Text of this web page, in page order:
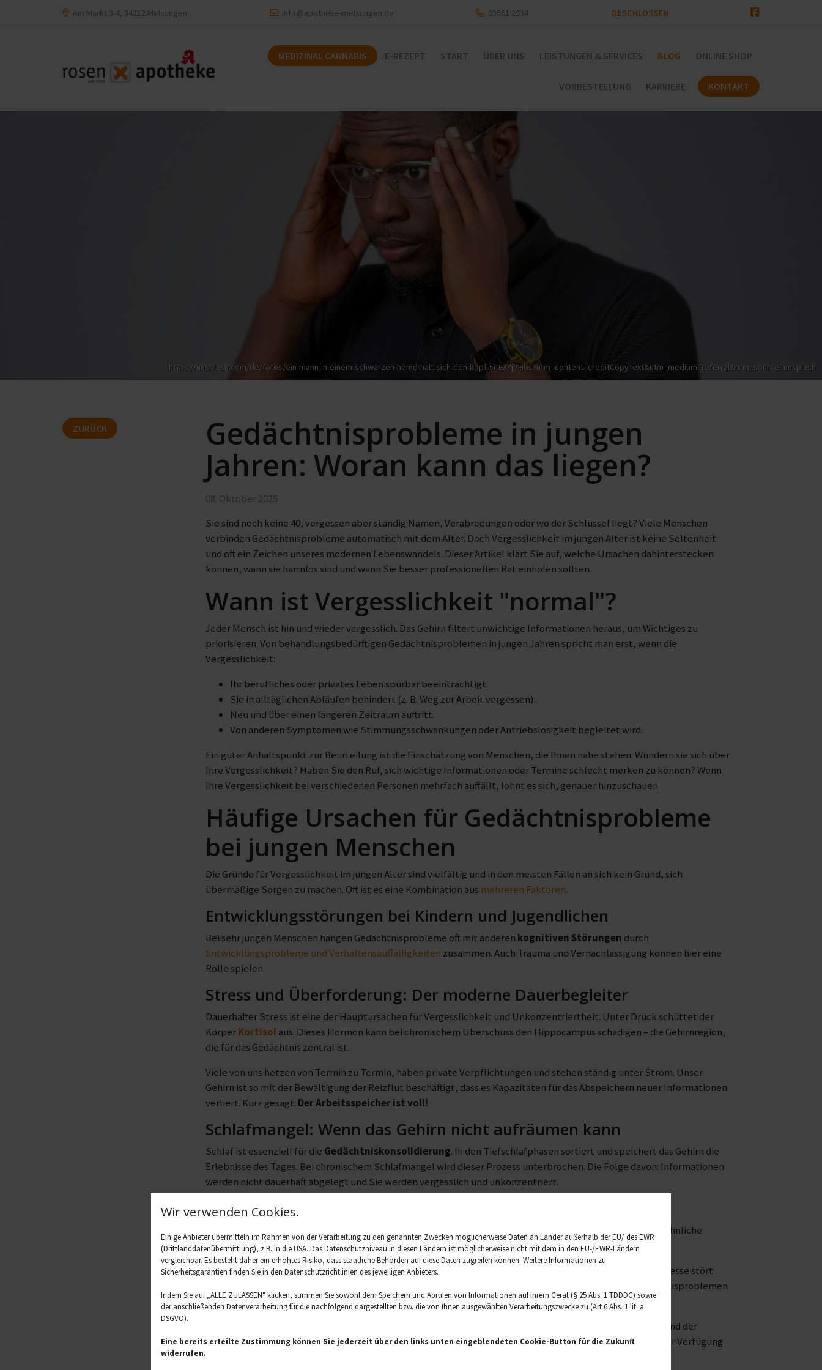
Am Markt 3-4, 34212 Melsungen info@apotheke-melsungen.de 05661 2934 GESCHLOSSEN
MEDIZINAL CANNABIS E-REZEPT START ÜBER UNS LEISTUNGEN & SERVICES BLOG ONLINE SHOP
VORBESTELLUNG KARRIERE KONTAKT
https://unsplash.com/de/fotos/ein-mann-in-einem-schwarzen-hemd-halt-sich-den-kopf-5itE3YjbHbs?utm_content=creditCopyText&utm_medium=referral&utm_source=unsplash
ZURÜCK
Gedächtnisprobleme in jungen
Jahren: Woran kann das liegen?
08. Oktober 2025
Sie sind noch keine 40, vergessen aber ständig Namen, Verabredungen oder wo der Schlüssel liegt? Viele Menschen
verbinden Gedächtnisprobleme automatisch mit dem Alter. Doch Vergesslichkeit im jungen Alter ist keine Seltenheit
und oft ein Zeichen unseres modernen Lebenswandels. Dieser Artikel klärt Sie auf, welche Ursachen dahinterstecken
können, wann sie harmlos sind und wann Sie besser professionellen Rat einholen sollten.
Wann ist Vergesslichkeit "normal"?
Jeder Mensch ist hin und wieder vergesslich. Das Gehirn filtert unwichtige Informationen heraus, um Wichtiges zu
priorisieren. Von behandlungsbedürftigen Gedächtnisproblemen in jungen Jahren spricht man erst, wenn die
Vergesslichkeit:
Ihr berufliches oder privates Leben spürbar beeinträchtigt.
Sie in alltäglichen Abläufen behindert (z. B. Weg zur Arbeit vergessen).
Neu und über einen längeren Zeitraum auftritt.
Von anderen Symptomen wie Stimmungsschwankungen oder Antriebslosigkeit begleitet wird.
Ein guter Anhaltspunkt zur Beurteilung ist die Einschätzung von Menschen, die Ihnen nahe stehen. Wundern sie sich über
Ihre Vergesslichkeit? Haben Sie den Ruf, sich wichtige Informationen oder Termine schlecht merken zu können? Wenn
Ihre Vergesslichkeit bei verschiedenen Personen mehrfach auffällt, lohnt es sich, genauer hinzuschauen.
Häufige Ursachen für Gedächtnisprobleme
bei jungen Menschen
Die Gründe für Vergesslichkeit im jungen Alter sind vielfältig und in den meisten Fällen an sich kein Grund, sich
übermäßige Sorgen zu machen. Oft ist es eine Kombination aus mehreren Faktoren.
Entwicklungsstörungen bei Kindern und Jugendlichen
Bei sehr jungen Menschen hängen Gedächtnisprobleme oft mit anderen kognitiven Störungen durch
Entwicklungsprobleme und Verhaltensauffälligkeiten zusammen. Auch Trauma und Vernachlässigung können hier eine
Rolle spielen.
Stress und Überforderung: Der moderne Dauerbegleiter
Dauerhafter Stress ist eine der Hauptursachen für Vergesslichkeit und Unkonzentriertheit. Unter Druck schüttet der
KörperKortisolaus. Dieses Hormon kann bei chronischem Überschuss den Hippocampus schädigen – die Gehirnregion,
die für das Gedächtnis zentral ist.
Viele von uns hetzen von Termin zu Termin, haben private Verpflichtungen und stehen ständig unter Strom. Unser
Gehirn ist so mit der Bewältigung der Reizflut beschäftigt, dass es Kapazitäten für das Abspeichern neuer Informationen
verliert. Kurz gesagt: Der Arbeitsspeicher ist voll!
Schlafmangel: Wenn das Gehirn nicht aufräumen kann
Schlaf ist essenziell für die Gedächtniskonsolidierung. In den Tiefschlafphasen sortiert und speichert das Gehirn die
Erlebnisse des Tages. Bei chronischem Schlafmangel wird dieser Prozess unterbrochen. Die Folge davon: Informationen
werden nicht dauerhaft abgelegt und Sie werden vergesslich und unkonzentriert.
Psychische Ursachen von Vergesslichkeit
Vergesslichkeit und psychische Ursachen hängen eng zusammen. Einer der häufigsten Auslöser für ungewöhnliche
Vergesslichkeit bei jungen Menschen sind tatsächlichDepressionen.
Eine Depression ist keine reine Traurigkeit, sondern eine ernsthafte Erkrankung, die neurobiologische Prozesse stört.
Energiemangel, Grübeln und Konzentrationsstörungen sind klassische Symptome, die direkt mit Gedächtnisproblemen
zusammenhängen.
machen vergesslich und zerstreut. Anhaltende Ängste oder ein Zustand der
völligen Erschöpfung beanspruchen immense kognitive Ressourcen, die dann für das Merken nicht mehr zur Verfügung
Wir verwenden Cookies.
Einige Anbieter übermitteln im Rahmen von der Verarbeitung zu den genannten Zwecken möglicherweise Daten an Länder außerhalb der EU/ des EWR
(Drittlanddatenübermittlung), z.B. in die USA. Das Datenschutzniveau in diesen Ländern ist möglicherweise nicht mit dem in den EU-/EWR-Ländern
vergleichbar. Es besteht daher ein erhöhtes Risiko, dass staatliche Behörden auf diese Daten zugreifen können. Weitere Informationen zu
Sicherheitsgarantien finden Sie in den Datenschutzrichtlinien des jeweiligen Anbieters.
Indem Sie auf „ALLE ZULASSEN" klicken, stimmen Sie sowohl dem Speichern und Abrufen von Informationen auf Ihrem Gerät (§ 25 Abs. 1 TDDDG) sowie
der anschließenden Datenverarbeitung für die nachfolgend dargestellten bzw. die von Ihnen ausgewählten Verarbeitungszwecke zu (Art 6 Abs. 1 lit. a.
DSGVO).
Eine bereits erteilte Zustimmung können Sie jederzeit über den links unten eingeblendeten Cookie-Button für die Zukunft
widerrufen.